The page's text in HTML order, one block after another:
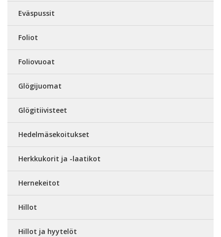
Eväspussit
Foliot
Foliovuoat
Glögijuomat
Glögitiivisteet
Hedelmäsekoitukset
Herkkukorit ja -laatikot
Hernekeitot
Hillot
Hillot ja hyytelöt